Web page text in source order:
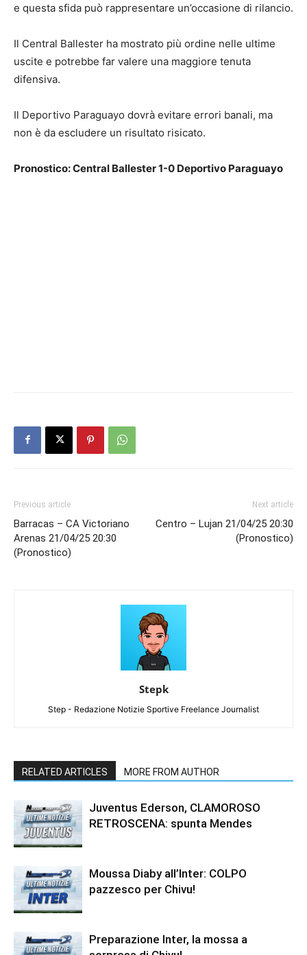
e questa sfida può rappresentare un’occasione di rilancio.
Il Central Ballester ha mostrato più ordine nelle ultime
uscite e potrebbe far valere una maggiore tenuta
difensiva.
Il Deportivo Paraguayo dovrà evitare errori banali, ma
non è da escludere un risultato risicato.
Pronostico: Central Ballester 1-0 Deportivo Paraguayo
Previous article
Barracas – CA Victoriano
Arenas 21/04/25 20:30
(Pronostico)
Next article
Centro – Lujan 21/04/25 20:30
(Pronostico)
Stepk
Step - Redazione Notizie Sportive Freelance Journalist
RELATED ARTICLES MORE FROM AUTHOR
Juventus Ederson, CLAMOROSO
RETROSCENA: spunta Mendes
Moussa Diaby all’Inter: COLPO
pazzesco per Chivu!
Preparazione Inter, la mossa a